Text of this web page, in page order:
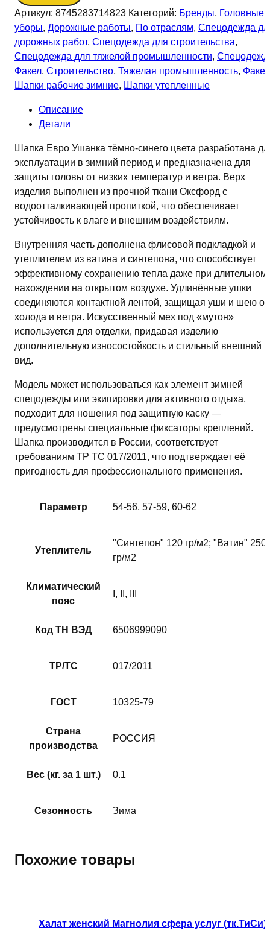
Евро
Ушанка,
т.синий
Артикул: 8745283714823 Категорий: Бренды, Головные
уборы, Дорожные работы, По отраслям, Спецодежда
дорожных работ, Спецодежда для строительства,
Спецодежда для тяжелой промышленности,
Факел, Строительство, Тяжелая промышленность, Факел
Шапки рабочие зимние, Шапки утепленные
Описание
Детали
Шапка Евро Ушанка тёмно-синего цвета разработана
эксплуатации в зимний период и предназначена для
защиты головы от низких температур и ветра. Верх
изделия выполнен из прочной ткани Оксфорд с
водоотталкивающей пропиткой, что обеспечивает
устойчивость к влаге и внешним воздействиям.
Внутренняя часть дополнена флисовой подкладкой и
утеплителем из ватина и синтепона, что способствует
эффективному сохранению тепла даже при длительном
нахождении на открытом воздухе. Удлинённые ушки
соединяются контактной лентой, защищая уши и шею от
холода и ветра. Искусственный мех под «мутон»
используется для отделки, придавая изделию
дополнительную износостойкость и стильный внешний
вид.
Модель может использоваться как элемент зимней
спецодежды или экипировки для активного отдыха,
подходит для ношения под защитную каску —
предусмотрены специальные фиксаторы креплений.
Шапка производится в России, соответствует
требованиям ТР ТС 017/2011, что подтверждает её
пригодность для профессионального применения.
Параметр 54-56, 57-59, 60-62
Утеплитель
"Синтепон" 120 гр/м2; "Ватин" 250
гр/м2
Климатический
пояс
I, II, III
Код ТН ВЭД 6506999090
ТР/ТС 017/2011
ГОСТ 10325-79
Страна
производства
РОССИЯ
Вес (кг. за 1 шт.) 0.1
Сезонность Зима
Похожие товары
Халат женский Магнолия сфера услуг (тк.ТиСи),
имеет